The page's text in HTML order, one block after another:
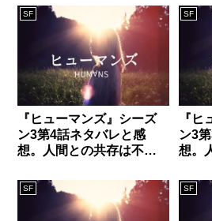
か？
ある
SF
『ヒューマンズ』シーズ
ン3第4話ネタバレと感
想。人間との共存は不可
悲惨な状況とは？
SF
『
ン3
想。
と向
SF SF